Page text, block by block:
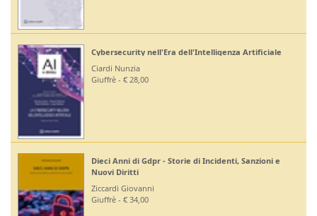
Cybersecurity nell'Era dell'Intelligenza Artificiale
Ciardi Nunzia
Giuffrè - € 28,00
Dieci Anni di Gdpr - Storie di Incidenti, Sanzioni e
Nuovi Diritti
Ziccardi Giovanni
Giuffrè - € 34,00